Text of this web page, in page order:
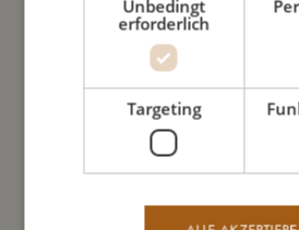
Das könnte dir
Unbedingt
erforderlich
Targeting